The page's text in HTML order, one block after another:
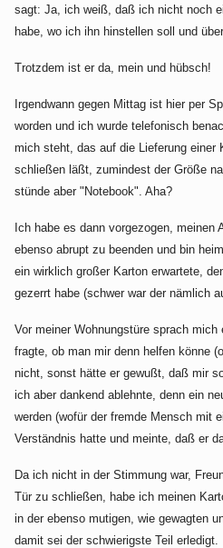
sagt: Ja, ich weiß, daß ich nicht noch
habe, wo ich ihn hinstellen soll und
Trotzdem ist er da, mein und hübsch!
Irgendwann gegen Mittag ist hier per
worden und ich wurde telefonisch
mich steht, das auf die Lieferung einer
schließen läßt, zumindest der Größe
stünde aber "Notebook". Aha?
Ich habe es dann vorgezogen, meinen
ebenso abrupt zu beenden und bin
ein wirklich großer Karton erwartete,
gezerrt habe (schwer war der nämlich
Vor meiner Wohnungstüre sprach mich
fragte, ob man mir denn helfen könne
nicht, sonst hätte er gewußt, daß mir
ich aber dankend ablehnte, denn ein
werden (wofür der fremde Mensch mit
Verständnis hatte und meinte, daß er
Da ich nicht in der Stimmung war,
Tür zu schließen, habe ich meinen
in der ebenso mutigen, wie gewagten
damit sei der schwierigste Teil erledigt.